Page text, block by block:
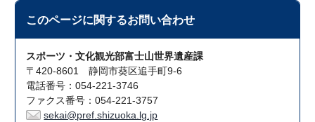
このページに関するお問い合わせ
スポーツ・文化観光部富士山世界遺産課
〒420-8601 静岡市葵区追手町9-6
電話番号：054-221-3746
ファクス番号：054-221-3757
sekai@pref.shizuoka.lg.jp